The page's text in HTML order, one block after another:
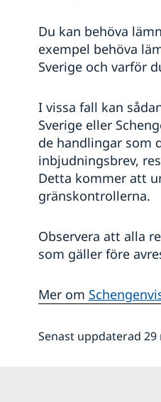
Du kan behöva
exempel behöva
Sverige och varför
I vissa fall kan
Sverige eller
de handlingar som
inbjudningsbrev,
Detta kommer att
gränskontrollerna.
Observera att alla
som gäller före
Mer om
Senast uppdaterad 29